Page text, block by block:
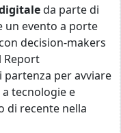
da parte di
un evento a porte
decision-makers
Report
per avviare
tecnologie e
di recente nella